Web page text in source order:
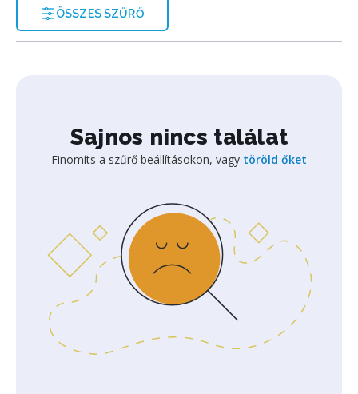
ÖSSZES SZŰRŐ
Sajnos nincs találat
Finomíts a szűrő beállításokon, vagy töröld őket